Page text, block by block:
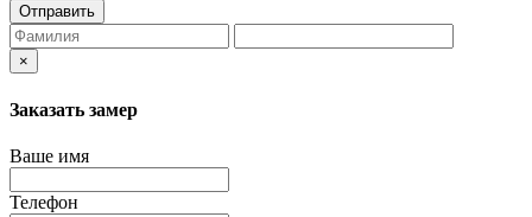
Отправить
×
Заказать замер
Ваше имя
Телефон